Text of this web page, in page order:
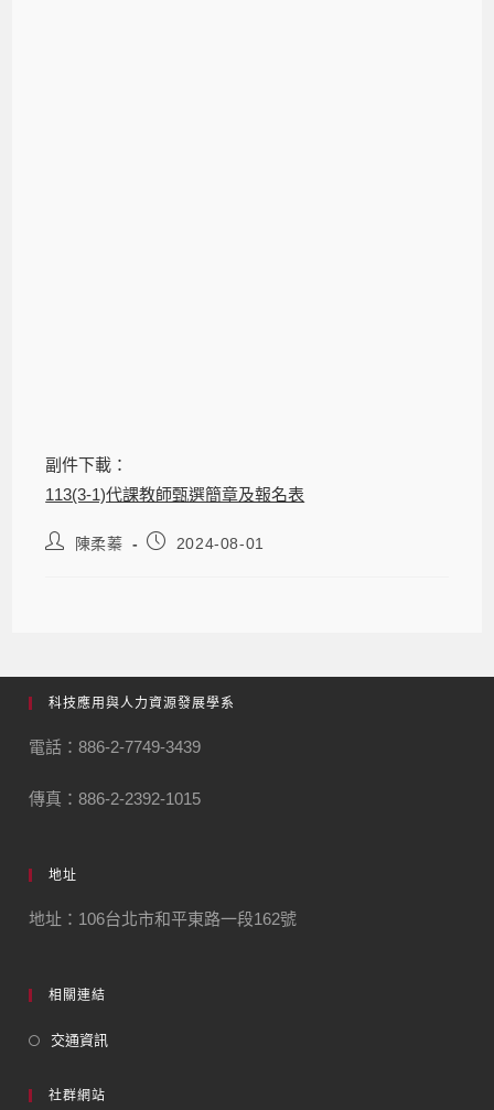
副件下載：
113(3-1)代課教師甄選簡章及報名表
陳柔蓁 2024-08-01
科技應用與人力資源發展學系
電話：886-2-7749-3439
傳真：886-2-2392-1015
地址
地址：106台北市和平東路一段162號
相關連結
交通資訊
社群網站